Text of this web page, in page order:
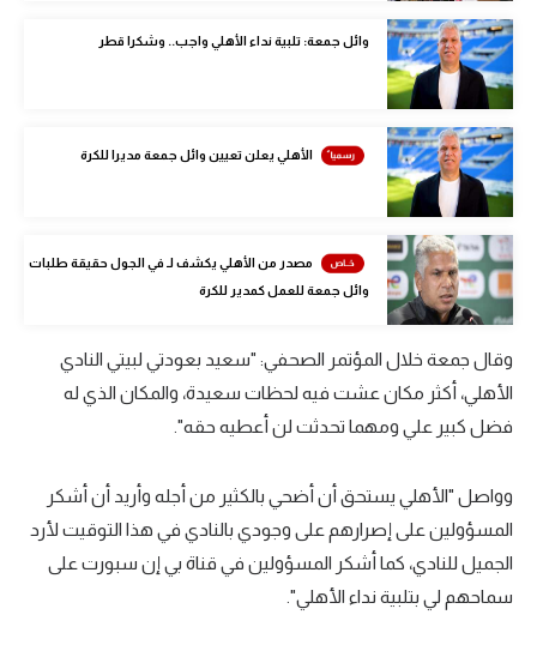
الوطن العربي
في المونديال
رياضة نسائية
آسيا
ركن الألعاب
أقسام خاصة
Gamers
ميركاتو
تحقيق في الجول
تقرير في الجول
تحليل في الجول
وائل جمعة: تلبية نداء الأهلي واجب.. وشكرا قطر
الأهلي يعلن تعيين وائل جمعة مديرا للكرة
مصدر من الأهلي يكشف لـ في الجول حقيقة طلبات
وائل جمعة للعمل كمدير للكرة
وقال جمعة خلال المؤتمر الصحفي: "سعيد بعودتي لبيتي النادي
الأهلي، أكثر مكان عشت فيه لحظات سعيدة، والمكان الذي له
فضل كبير علي ومهما تحدثت لن أعطيه حقه".
وواصل "الأهلي يستحق أن أضحي بالكثير من أجله وأريد أن أشكر
المسؤولين على إصرارهم على وجودي بالنادي في هذا التوقيت لأرد
الجميل للنادي، كما أشكر المسؤولين في قناة بي إن سبورت على
سماحهم لي بتلبية نداء الأهلي".